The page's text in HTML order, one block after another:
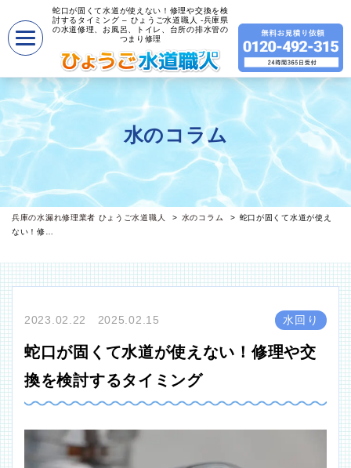
蛇口が固くて水道が使えない！修理や交換を検
討するタイミング – ひょうご水道職人 -兵庫県
の水道修理、お風呂、トイレ、台所の排水管の
つまり修理
水のコラム
兵庫の水漏れ修理業者 ひょうご水道職人 水のコラム
蛇口が固くて水道が使え
ない！修…
2023.02.22 2025.02.15 水回り
蛇口が固くて水道が使えない！修理や交
換を検討するタイミング